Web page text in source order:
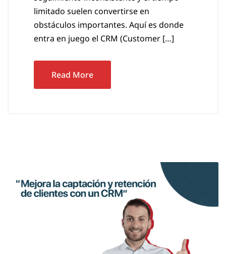
limitado suelen convertirse en
obstáculos importantes. Aquí es donde
entra en juego el CRM (Customer […]
Read More